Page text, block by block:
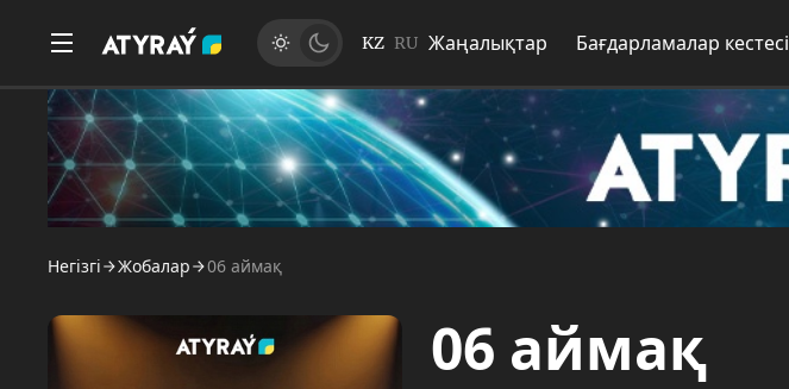
KZ RU Жаңалықтар Бағдарламалар кестесі
Негізгі Жобалар 06 аймақ
06 аймақ